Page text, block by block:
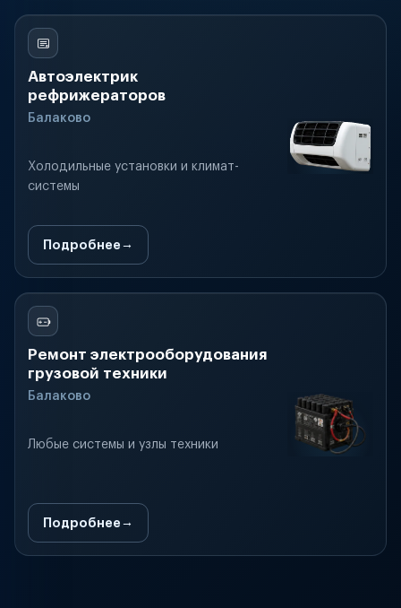
Автоэлектрик
рефрижераторов
Балаково
Холодильные установки и климат-
системы
Подробнее
Ремонт электрооборудования
грузовой техники
Балаково
Любые системы и узлы техники
Подробнее